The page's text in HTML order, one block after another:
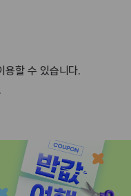
용할 수 있습니다.